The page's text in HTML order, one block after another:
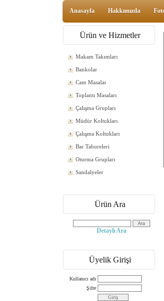
Anasayfa Hakkımızda
Ürün ve Hizmetler
Makam Takımları
Bankolar
Cam Masalar
Toplantı Masaları
Çalışma Grupları
Müdür Koltukları
Çalışma Koltukları
Bar Tabureleri
Oturma Grupları
Sandalyeler
Ürün Ara
Detaylı Ara
Üyelik Girişi
Kullanıcı adı
Şifre